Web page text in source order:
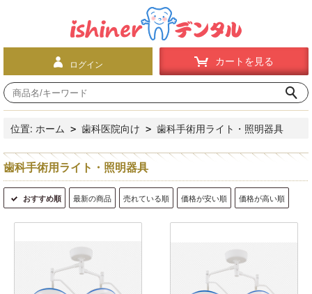
ログイン カートを見る
位置: ホーム > 歯科医院向け > 歯科手術用ライト・照明器具
歯科手術用ライト・照明器具
おすすめ順 最新の商品 売れている順 価格が安い順 価格が高い順